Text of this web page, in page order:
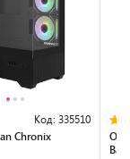
Код: 335510
Chronix